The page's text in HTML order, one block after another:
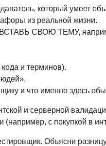
который умеет
из реальной жизни.
СВОЮ ТЕМУ,
и терминов).
и что именно здесь
и серверной
с покупкой в
Объясни